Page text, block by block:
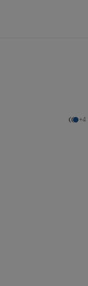
+4